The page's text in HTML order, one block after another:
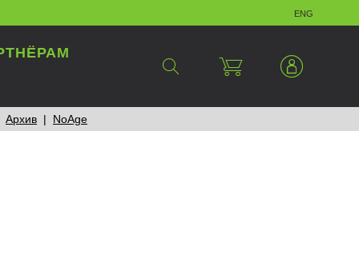
eng
Архив NoAge